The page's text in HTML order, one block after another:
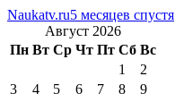
Naukatv.ru5 месяцев спустя
Август 2026
Пн Вт Ср Чт Пт Сб Вс
1
2
3
4 5 6 7 8
9